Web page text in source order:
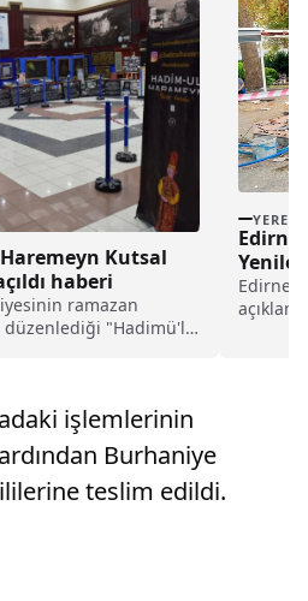
Haremeyn Kutsal
haberi
ramazan
düzenlediği "Hadimü'l
YEREL
Edirne
Edirne
işlemlerinin
Burhaniye
teslim edildi.